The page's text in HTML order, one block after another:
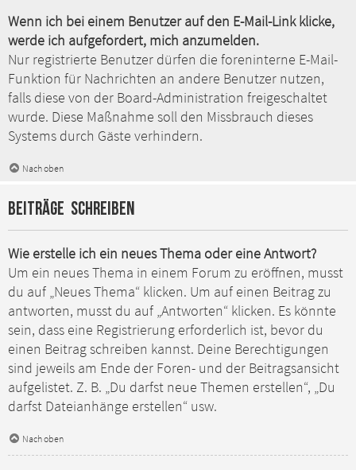
Wenn ich bei einem Benutzer auf den E-Mail-Link klicke,
werde ich aufgefordert, mich anzumelden.
Nur registrierte Benutzer dürfen die foreninterne E-Mail-
Funktion für Nachrichten an andere Benutzer nutzen,
falls diese von der Board-Administration freigeschaltet
wurde. Diese Maßnahme soll den Missbrauch dieses
Systems durch Gäste verhindern.
Nach oben
Beiträge schreiben
Wie erstelle ich ein neues Thema oder eine Antwort?
Um ein neues Thema in einem Forum zu eröffnen, musst
du auf „Neues Thema“ klicken. Um auf einen Beitrag zu
antworten, musst du auf „Antworten“ klicken. Es könnte
sein, dass eine Registrierung erforderlich ist, bevor du
einen Beitrag schreiben kannst. Deine Berechtigungen
sind jeweils am Ende der Foren- und der Beitragsansicht
aufgelistet. Z. B. „Du darfst neue Themen erstellen“, „Du
darfst Dateianhänge erstellen“ usw.
Nach oben